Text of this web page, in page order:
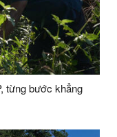
từng bước khẳng